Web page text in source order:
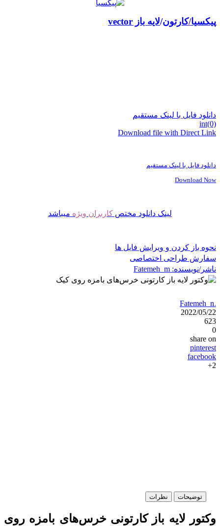
پیکسیا/ لایه باز vector کارتون
دانلود فایل با لینک مستقیم
int(0)
Download file with Direct Link
دانلود فایل با لینک مستقیم
Download Now
لینک دانلود مختص کاربران ویژه میباشد
نحوه باز کردن و ویرایش فایل ها
سفارش طراحی اختصاصی
ناشر/نویسنده: Fatemeh_m
Fatemeh_m
2022/05/22
623
0
share on
pinterest
facebook
2+
توضیحات نظرات
وکتور لایه باز کارتونی خرس‌های بامزه روی